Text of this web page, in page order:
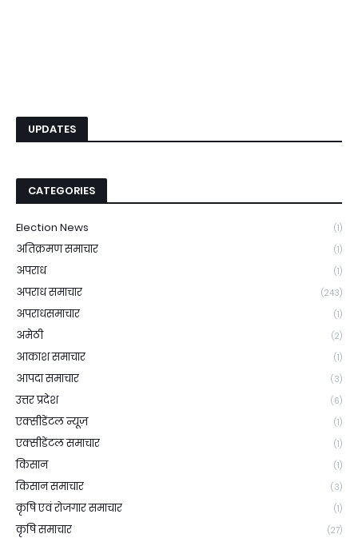
UPDATES
CATEGORIES
Election News (1)
अतिक्रमण समाचार (1)
अपराध (1)
अपराध समाचार (243)
अपराधसमाचार (1)
अमेठी (2)
आकाश समाचार (1)
आपदा समाचार (3)
उत्तर प्रदेश (6)
एक्सीडेंटल न्यूज़ (1)
एक्सीडेंटल समाचार (1)
किसान (1)
किसान समाचार (3)
कृषि एवं रोजगार समाचार (1)
कृषि समाचार (27)